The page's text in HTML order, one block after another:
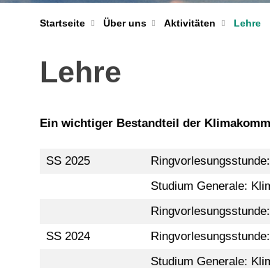
Startseite Über uns Aktivitäten Lehre
Lehre
Ein wichtiger Bestandteil der
SS 2025
Studium Generale:
SS 2024
Studium Generale: